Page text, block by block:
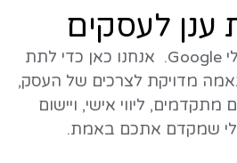
ענן לעסקים
כולם משתמשים בכלי Google. אנחנו כאן כדי לתת
מדויקת לצרכים של העסק,
מתקדמים, ליווי אישי, ויישום
שמקדם אתכם באמת.